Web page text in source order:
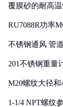
覆膜砂的耐高
RU7088R功率
不锈钢通风 管
201不锈钢重量
M20螺纹大径
1-1/4 NPT螺纹